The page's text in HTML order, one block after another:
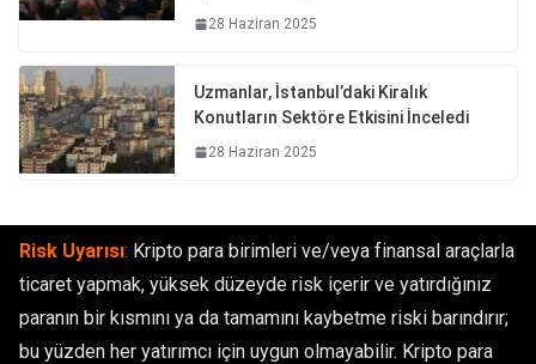
28 Haziran 2025
Uzmanlar, İstanbul’daki Kiralık
Konutların Sektöre Etkisini İnceledi
28 Haziran 2025
Risk Uyarısı: Kripto para birimleri ve/veya finansal araçlarla
ticaret yapmak, yüksek düzeyde risk içerir ve yatırdığınız
paranın bir kısmını ya da tamamını kaybetme riski barındırır;
bu yüzden her yatırımcı için uygun olmayabilir. Kripto para